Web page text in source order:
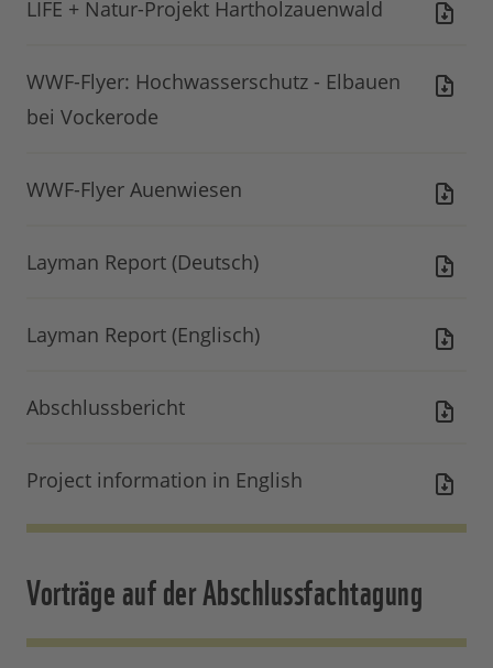
LIFE + Natur-Projekt Hartholzauenwald
WWF-Flyer: Hochwasserschutz - Elbauen
bei Vockerode
WWF-Flyer Auenwiesen
Layman Report (Deutsch)
Layman Report (Englisch)
Abschlussbericht
Project information in English
Vorträge auf der Abschlussfachtagung